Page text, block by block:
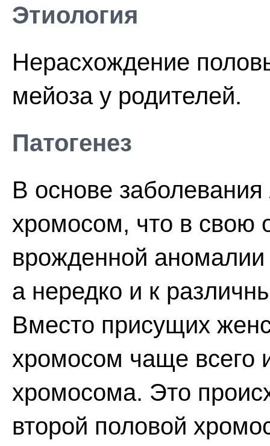
Этиология
Нерасхождение
мейоза у родителей.
Патогенез
В основе
хромосом, что в свою
врожденной
а нередко и к
Вместо присущих
хромосом чаще всего
хромосома. Это
второй половой